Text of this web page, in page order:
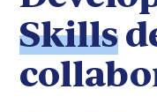
Skills